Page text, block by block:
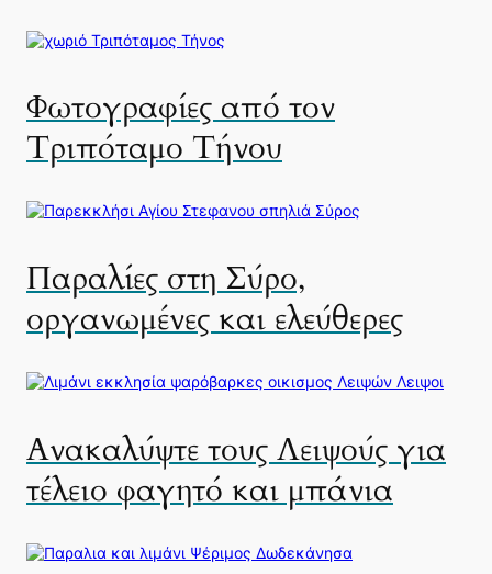
Φωτογραφίες από τον
Τριπόταμο Τήνου
Παραλίες στη Σύρο,
οργανωμένες και ελεύθερες
Ανακαλύψτε τους Λειψούς για
τέλειο φαγητό και μπάνια